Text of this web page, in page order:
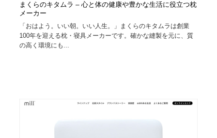
まくらのキタムラ – 心と体の健康や豊かな生活に役立つ枕
メーカー
「おはよう。いい朝。いい人生。」まくらのキタムラは創業
100年を迎える枕・寝具メーカーです。確かな縫製を元に、質
の高く環境にも...